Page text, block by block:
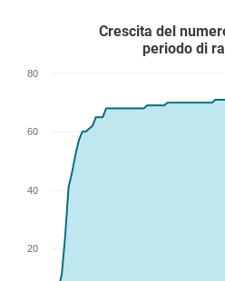
Crescita del
periodo di
20
40
60
80